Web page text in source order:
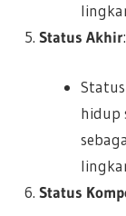
Status Akhir:
hidup
Status